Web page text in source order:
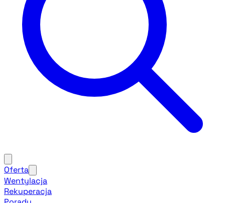
Oferta
Wentylacja
Rekuperacja